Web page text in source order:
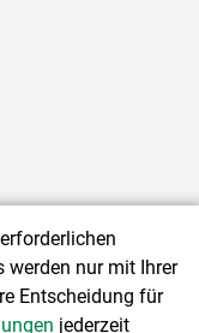
|Barrierefreiheit|
werden nur mit Ihrer
Entscheidung für
jederzeit